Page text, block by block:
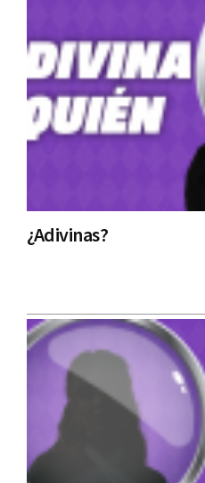
¿Adivinas?